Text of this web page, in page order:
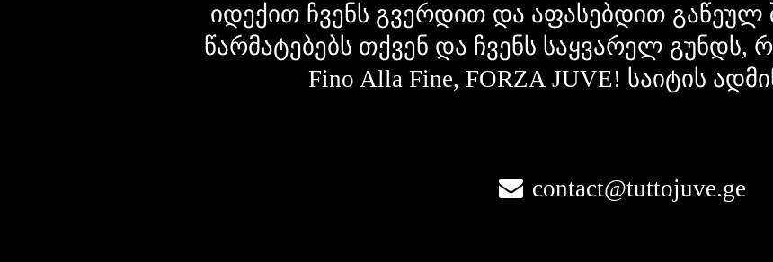
იდექით ჩვენს გვერდით და აფასებდით გაწეულ
წარმატებებს თქვენ და ჩვენს საყვარელ
Fino Alla Fine, FORZA JUVE! საიტის
contact@tuttojuve.ge